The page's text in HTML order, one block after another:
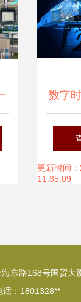
数字
手持
电缆
更新时间
11:35:09
东路168号国贸大
话：1801328**